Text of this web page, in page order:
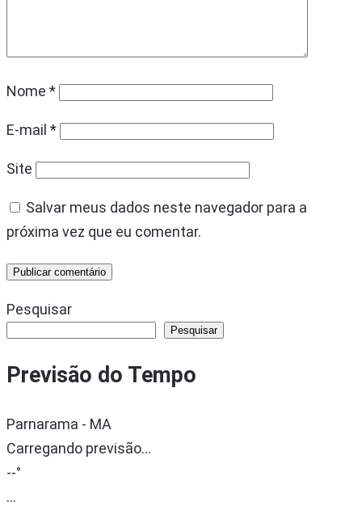
Nome *
E-mail *
Site
Salvar meus dados neste navegador para a
próxima vez que eu comentar.
Pesquisar
Pesquisar
Previsão do Tempo
Parnarama - MA
Carregando previsão...
--°
...